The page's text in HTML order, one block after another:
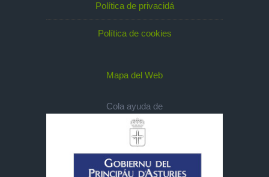
Política de privacidá
Política de cookies
Mapa del Web
Cola ayuda de